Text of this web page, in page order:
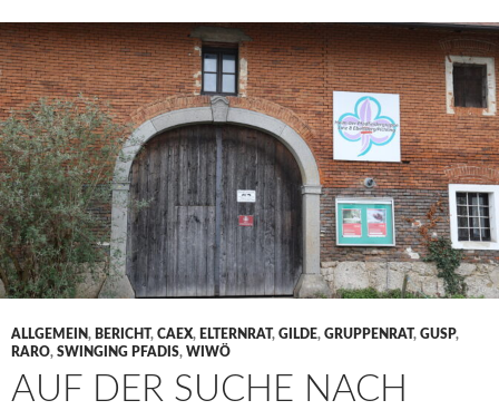
ALLGEMEIN, BERICHT, CAEX, ELTERNRAT, GILDE, GRUPPENRAT, GUSP,
RARO, SWINGING PFADIS, WIWÖ
AUF DER SUCHE NACH